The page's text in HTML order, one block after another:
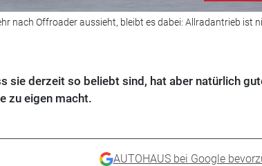
nach Offroader aussieht, bleibt es dabei: Allradantrieb ist
sie derzeit so beliebt sind, hat aber natürlich
zu eigen macht.
AUTOHAUS bei Google